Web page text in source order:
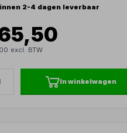
2-4 dagen leverbaar
excl. BTW
In winkelwagen